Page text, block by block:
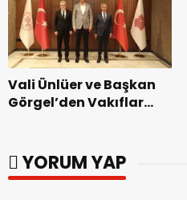
Vali Ünlüer ve Başkan
Görgel’den Vakıflar
YORUM YAP